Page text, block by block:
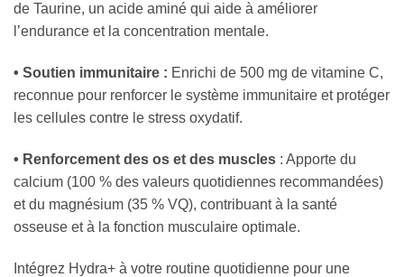
de Taurine, un acide aminé qui aide à améliorer
l’endurance et la concentration mentale.
• Soutien immunitaire : Enrichi de 500 mg de vitamine C,
reconnue pour renforcer le système immunitaire et protéger
les cellules contre le stress oxydatif.
• Renforcement des os et des muscles : Apporte du
calcium (100 % des valeurs quotidiennes recommandées)
et du magnésium (35 % VQ), contribuant à la santé
osseuse et à la fonction musculaire optimale.
Intégrez Hydra+ à votre routine quotidienne pour une